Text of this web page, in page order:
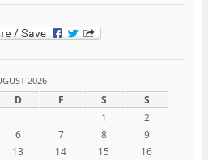
2026
D F S
S
1
2
6 7 8
9
13 14 15
16